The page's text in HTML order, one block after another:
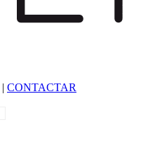
| CONTACTAR